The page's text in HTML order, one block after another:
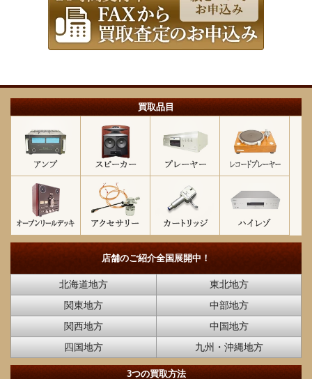
買取品目
店舗のご紹介全国展開中！
北海道地方
東北地方
関東地方
中部地方
関西地方
中国地方
四国地方
九州・沖縄地方
3つの買取方法